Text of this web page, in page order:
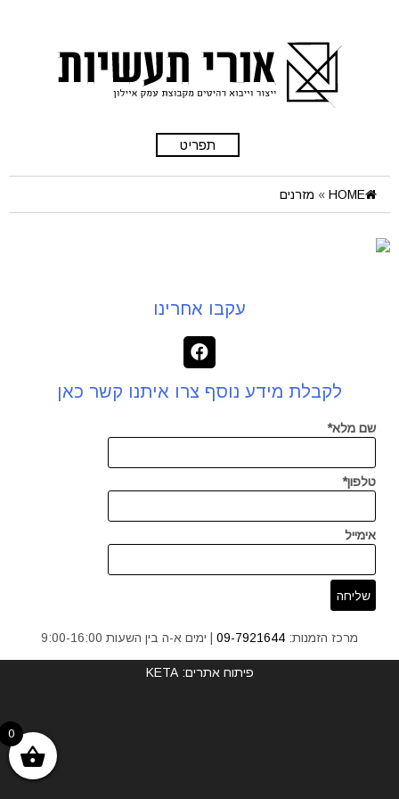
תפריט
HOME
» מזרנים
עקבו אחרינו
לקבלת מידע נוסף צרו איתנו קשר כאן
שם מלא*
טלפון*
אימייל
מרכז הזמנות: 09-7921644 | ימים א-ה בין השעות 9:00-16:00
0
פיתוח אתרים: KETA